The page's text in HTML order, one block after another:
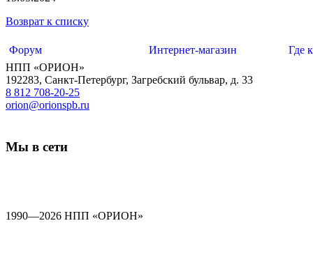
Возврат к списку
Форум Интернет-магазин
Где
НПП «ОРИОН»
192283, Санкт-Петербург, Загребский бульвар, д. 33
8 812 708-20-25
orion@orionspb.ru
Мы в сети
1990—2026 НПП «ОРИОН»